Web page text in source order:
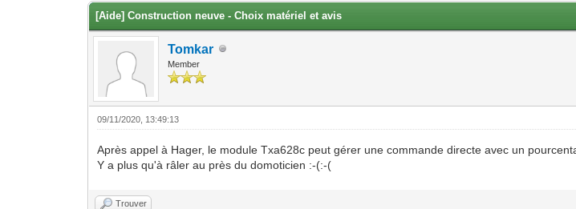
[Aide] Construction neuve - Choix matériel et avis
Tomkar
Member
09/11/2020, 13:49:13
Après appel à Hager, le module Txa628c peut gérer une commande directe avec un
Y a plus qu'à râler au près du domoticien :-(:-(
Trouver